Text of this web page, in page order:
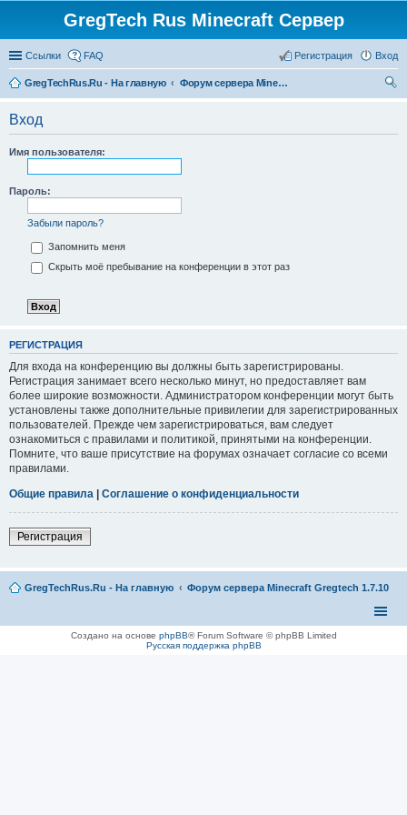
GregTech Rus Minecraft Сервер
Ссылки FAQ Вход
Регистрация
GregTechRus.Ru - На главную
Форум сервера Minecraft Gregtech 1.7.10
Вход
Имя пользователя:
Пароль:
Забыли пароль?
Запомнить меня
Скрыть моё пребывание на конференции в этот раз
РЕГИСТРАЦИЯ
Для входа на конференцию вы должны быть зарегистрированы.
Регистрация занимает всего несколько минут, но предоставляет вам
более широкие возможности. Администратором конференции могут быть
установлены также дополнительные привилегии для зарегистрированных
пользователей. Прежде чем зарегистрироваться, вам следует
ознакомиться с правилами и политикой, принятыми на конференции.
Помните, что ваше присутствие на форумах означает согласие со всеми
правилами.
Общие правила | Соглашение о конфиденциальности
Регистрация
GregTechRus.Ru - На главную Форум сервера Minecraft Gregtech 1.7.10
Создано на основе phpBB® Forum Software © phpBB Limited
Русская поддержка phpBB